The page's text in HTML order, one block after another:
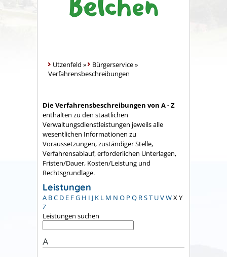
Utzenfeld » Bürgerservice»
Verfahrensbeschreibungen
Die Verfahrensbeschreibungen von A - Z
enthalten zu den staatlichen
Verwaltungsdienstleistungen jeweils alle
wesentlichen Informationen zu
Voraussetzungen, zuständiger Stelle,
Verfahrensablauf, erforderlichen Unterlagen,
Fristen/Dauer, Kosten/Leistung und
Rechtsgrundlage.
Leistungen
A BC D E FG H I J K L M N O P Q RST UVWXY
Z
Leistungen suchen
A